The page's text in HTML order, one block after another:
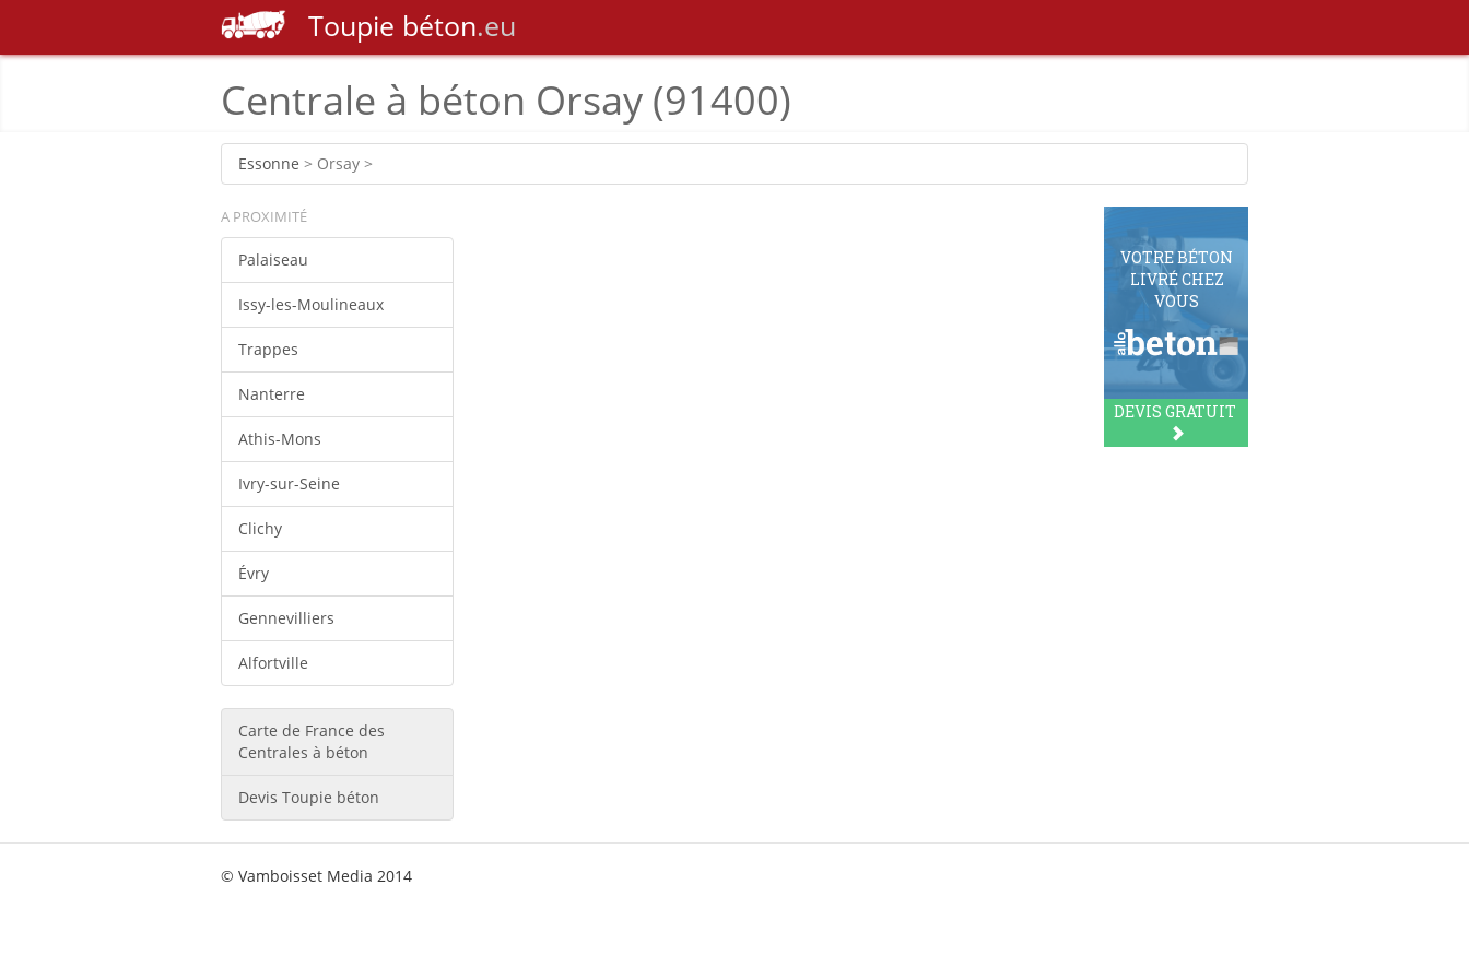
Toupie béton.eu
Centrale à béton Orsay (91400)
Essonne > Orsay >
A PROXIMITÉ
Palaiseau
Issy-les-Moulineaux
Trappes
Nanterre
Athis-Mons
Ivry-sur-Seine
Clichy
Évry
Gennevilliers
Alfortville
Carte de France des
Centrales à béton
Devis Toupie béton
VOTRE BÉTON
LIVRÉ CHEZ
VOUS
DEVIS GRATUIT
© Vamboisset Media 2014